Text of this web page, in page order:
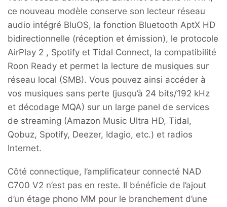
ce nouveau modèle conserve son lecteur réseau
audio intégré BluOS, la fonction Bluetooth AptX HD
bidirectionnelle (réception et émission), le protocole
AirPlay 2 , Spotify et Tidal Connect, la compatibilité
Roon Ready et permet la lecture de musiques sur
réseau local (SMB). Vous pouvez ainsi accéder à
vos musiques sans perte (jusqu’à 24 bits/192 kHz
et décodage MQA) sur un large panel de services
de streaming (Amazon Music Ultra HD, Tidal,
Qobuz, Spotify, Deezer, Idagio, etc.) et radios
Internet.
Côté connectique, l’amplificateur connecté NAD
C700 V2 n’est pas en reste. Il bénéficie de l’ajout
d’un étage phono MM pour le branchement d’une